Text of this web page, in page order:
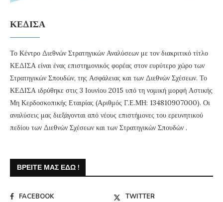
ΚΕΔΙΣΑ
Το Κέντρο Διεθνών Στρατηγικών Αναλύσεων με τον διακριτικό τίτλο
ΚΕΔΙΣΑ είναι ένας επιστημονικός φορέας στον ευρύτερο χώρο των
Στρατηγικών Σπουδών, της Ασφάλειας και των Διεθνών Σχέσεων. Το
ΚΕΔΙΣΑ ιδρύθηκε στις 3 Ιουνίου 2015 υπό τη νομική μορφή Αστικής
Μη Κερδοσκοπικής Εταιρίας (Αριθμός Γ.Ε.ΜΗ: 134810907000). Οι
αναλύσεις μας διεξάγονται από νέους επιστήμονες του ερευνητικού
πεδίου των Διεθνών Σχέσεων και των Στρατηγικών Σπουδών .
ΒΡΕΊΤΕ ΜΑΣ ΕΔΏ !
FACEBOOK
TWITTER